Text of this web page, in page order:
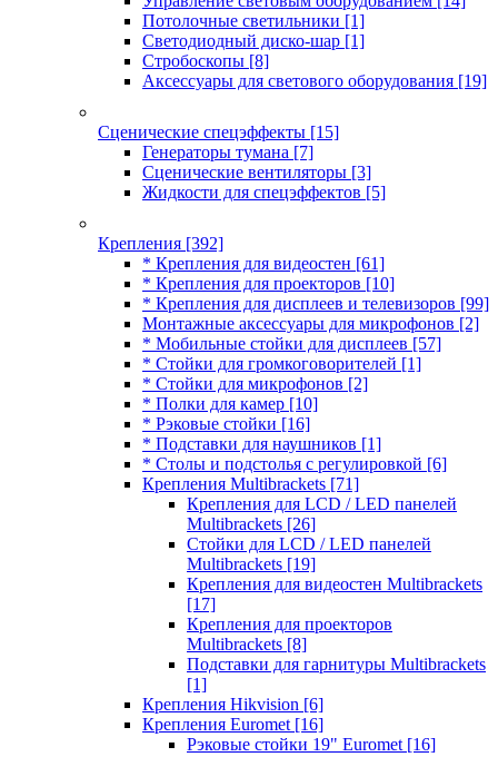
Потолочные светильники [1]
Светодиодный диско-шар [1]
Стробоскопы [8]
Аксессуары для светового оборудования [19]
Сценические спецэффекты [15]
Генераторы тумана [7]
Сценические вентиляторы [3]
Жидкости для спецэффектов [5]
Крепления [392]
* Крепления для видеостен [61]
* Крепления для проекторов [10]
* Крепления для дисплеев и телевизоров [99]
Монтажные аксессуары для микрофонов [2]
* Мобильные стойки для дисплеев [57]
* Стойки для громкоговорителей [1]
* Стойки для микрофонов [2]
* Полки для камер [10]
* Рэковые стойки [16]
* Подставки для наушников [1]
* Столы и подстолья с регулировкой [6]
Крепления Multibrackets [71]
Крепления для LCD / LED панелей
Multibrackets [26]
Стойки для LCD / LED панелей
Multibrackets [19]
Крепления для видеостен Multibrackets
[17]
Крепления для проекторов
Multibrackets [8]
Подставки для гарнитуры Multibrackets
[1]
Крепления Hikvision [6]
Крепления Euromet [16]
Рэковые стойки 19" Euromet [16]